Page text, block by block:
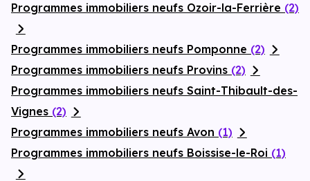
Programmes immobiliers neufs Ozoir-la-Ferrière (2)
Programmes immobiliers neufs Pomponne (2)
Programmes immobiliers neufs Provins (2)
Programmes immobiliers neufs Saint-Thibault-des-
Vignes (2)
Programmes immobiliers neufs Avon (1)
Programmes immobiliers neufs Boissise-le-Roi (1)